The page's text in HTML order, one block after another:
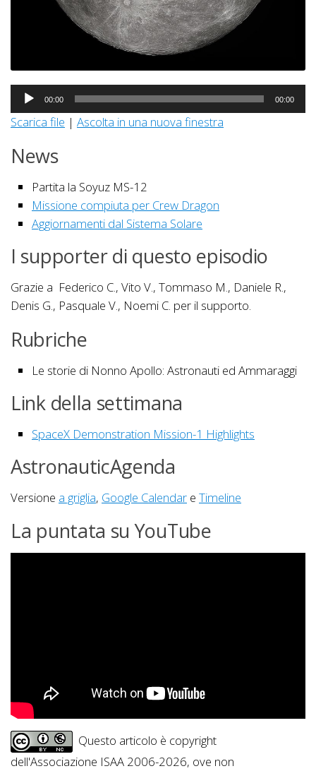
Audio
Player
00:00 00:00
Scarica file | Ascolta in una nuova finestra
News
Partita la Soyuz MS-12
Missione compiuta per Crew Dragon
Aggiornamenti dal Sistema Solare
I supporter di questo episodio
Grazie a Federico C., Vito V., Tommaso M., Daniele R.,
Denis G., Pasquale V., Noemi C. per il supporto.
Rubriche
Le storie di Nonno Apollo: Astronauti ed Ammaraggi
Link della settimana
SpaceX Demonstration Mission-1 Highlights
AstronauticAgenda
Versione a griglia, Google Calendar e Timeline
La puntata su YouTube
Questo articolo è copyright
dell'Associazione ISAA 2006-2026, ove non